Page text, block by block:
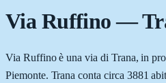
Via Ruffino—
Via Ruffino è una via di Trana, in
Piemonte. Trana conta circa 3881